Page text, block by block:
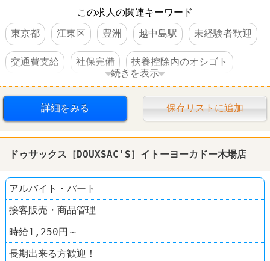
この求人の関連キーワード
東京都
江東区 豊洲 越中島駅 未経験者歓迎
交通費支給 社保完備 扶養控除内のオシゴト
駅チカ
続きを表示
詳細をみる 保存リストに追加
ドゥサックス［DOUXSAC'S］イトーヨーカドー木場店
アルバイト・パート
接客販売・商品管理
時給1,250円～
長期出来る方歓迎！